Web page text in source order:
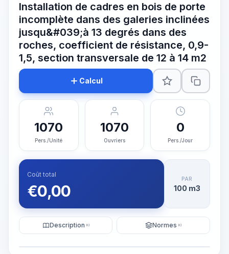
Installation de cadres en bois de porte
incomplète dans des galeries inclinées
jusqu&#039;à 13 degrés dans des
roches, coefficient de résistance, 0,9-
1,5, section transversale de 12 à 14 m2
Calcul
1070
Pers./Unité
1070
Ouvriers
0
Pers./Jour
Coût total
€0,00
PAR
100 m3
Description KI Normes KI